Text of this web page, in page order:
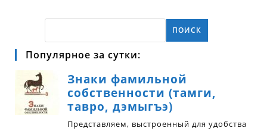
ПОИСК
Популярное за сутки: